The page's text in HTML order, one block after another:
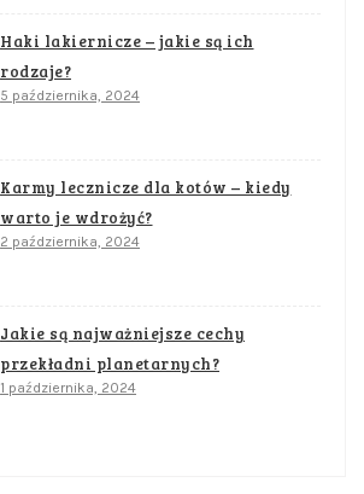
Haki lakiernicze – jakie są ich
rodzaje?
5 października, 2024
Karmy lecznicze dla kotów – kiedy
warto je wdrożyć?
2 października, 2024
Jakie są najważniejsze cechy
przekładni planetarnych?
1 października, 2024